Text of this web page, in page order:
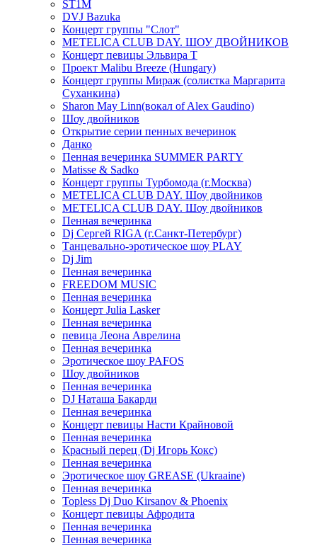
ST1M
DVJ Bazuka
Концерт группы "Слот"
METELICA CLUB DAY. ШОУ ДВОЙНИКОВ
Концерт певицы Эльвира Т
Проект Malibu Breeze (Hungary)
Концерт группы Мираж (солистка Маргарита
Суханкина)
Sharon May Linn(вокал of Alex Gaudino)
Шоу двойников
Открытие серии пенных вечеринок
Данко
Пенная вечеринка SUMMER PARTY
Matisse & Sadko
Концерт группы Турбомода (г.Москва)
METELICA CLUB DAY. Шоу двойников
METELICA CLUB DAY. Шоу двойников
Пенная вечеринка
Dj Сергей RIGA (г.Санкт-Петербург)
Танцевально-эротическое шоу PLAY
Dj Jim
Пенная вечеринка
FREEDOM MUSIC
Пенная вечеринка
Концерт Julia Lasker
Пенная вечеринка
певица Леона Аврелина
Пенная вечеринка
Эротическое шоу PAFOS
Шоу двойников
Пенная вечеринка
DJ Наташа Бакарди
Пенная вечеринка
Концерт певицы Насти Крайновой
Пенная вечеринка
Красный перец (Dj Игорь Кокс)
Пенная вечеринка
Эротическое шоу GREASE (Ukraaine)
Пенная вечеринка
Topless Dj Duo Kirsanov & Phoenix
Концерт певицы Афродита
Пенная вечеринка
Пенная вечеринка